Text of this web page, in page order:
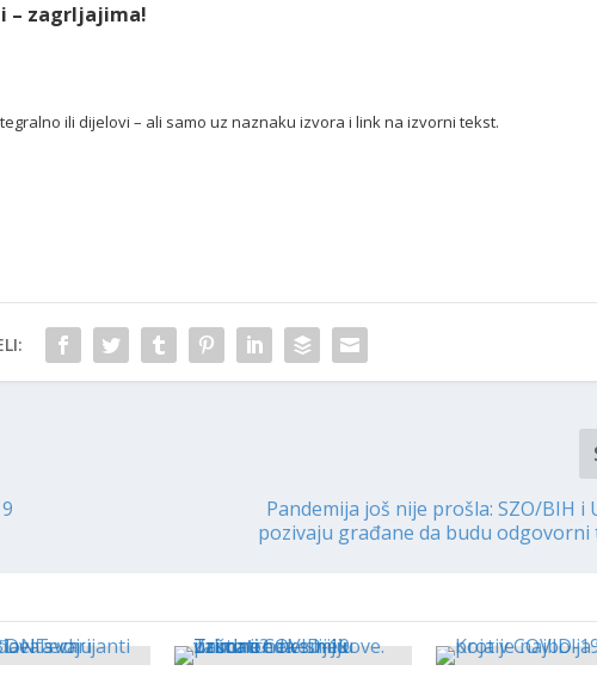
– zagrljajima!
ili dijelovi – ali samo uz naznaku izvora i link na izvorni tekst.
Pandemija još nije prošla: SZO/BIH i
pozivaju građane da budu odgovorni